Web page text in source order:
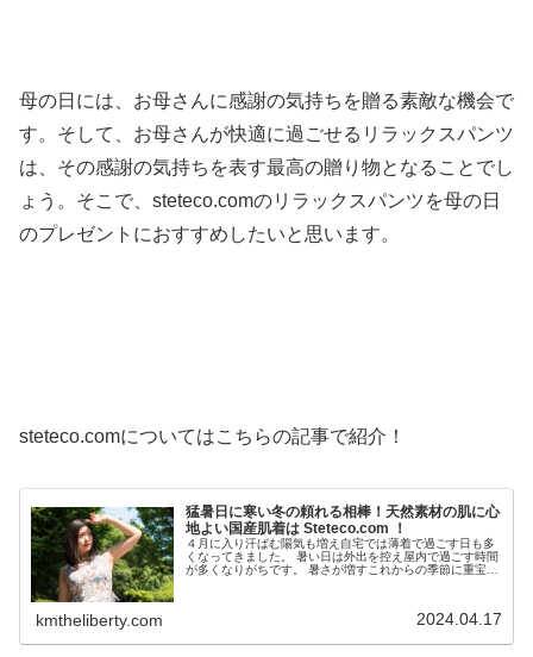
母の日には、お母さんに感謝の気持ちを贈る素敵な機会で
す。そして、お母さんが快適に過ごせるリラックスパンツ
は、その感謝の気持ちを表す最高の贈り物となることでし
ょう。そこで、steteco.comのリラックスパンツを母の日
のプレゼントにおすすめしたいと思います。
steteco.comについてはこちらの記事で紹介！
猛暑日に寒い冬の頼れる相棒！天然素材の肌に心
地よい国産肌着は Steteco.com ！
４月に入り汗ばむ陽気も増え自宅では薄着で過ごす日も多
くなってきました。 暑い日は外出を控え屋内で過ごす時間
が多くなりがちです。 暑さが増すこれからの季節に重宝す
kmtheliberty.com 2024.04.17